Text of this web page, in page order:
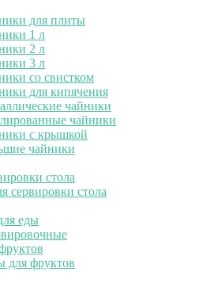
для плиты
1 л
2 л
3 л
со свистком
для кипячения
чайники
чайники
с крышкой
чайники
стола
сервировки стола
еды
для фруктов